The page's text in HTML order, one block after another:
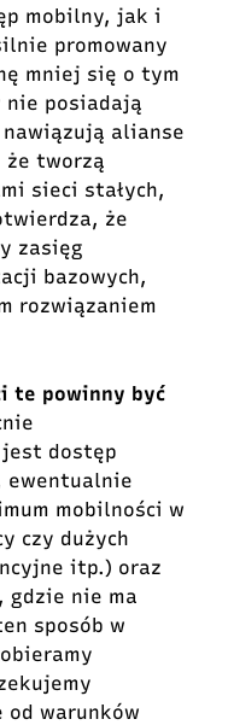
mobilny, jak i
promowany
mniej się o tym
nie posiadają
alianse
że tworzą
sieci stałych,
że
zasięg
bazowych,
rozwiązaniem
te powinny być
dostęp
ewentualnie
mobilności w
czy dużych
itp.) oraz
gdzie nie ma
sposób w
od warunków